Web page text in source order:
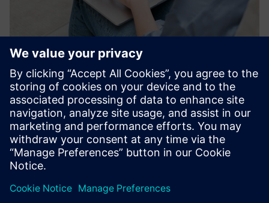
3D Data Manager by RIIICO
Менеджер 3D-даних RIIICO є шлюзом до CAD-сумісних
даних реальності - безперебійно інтегруючись із
встановленими робочими процесами моделювання та
планування.
Докладніше